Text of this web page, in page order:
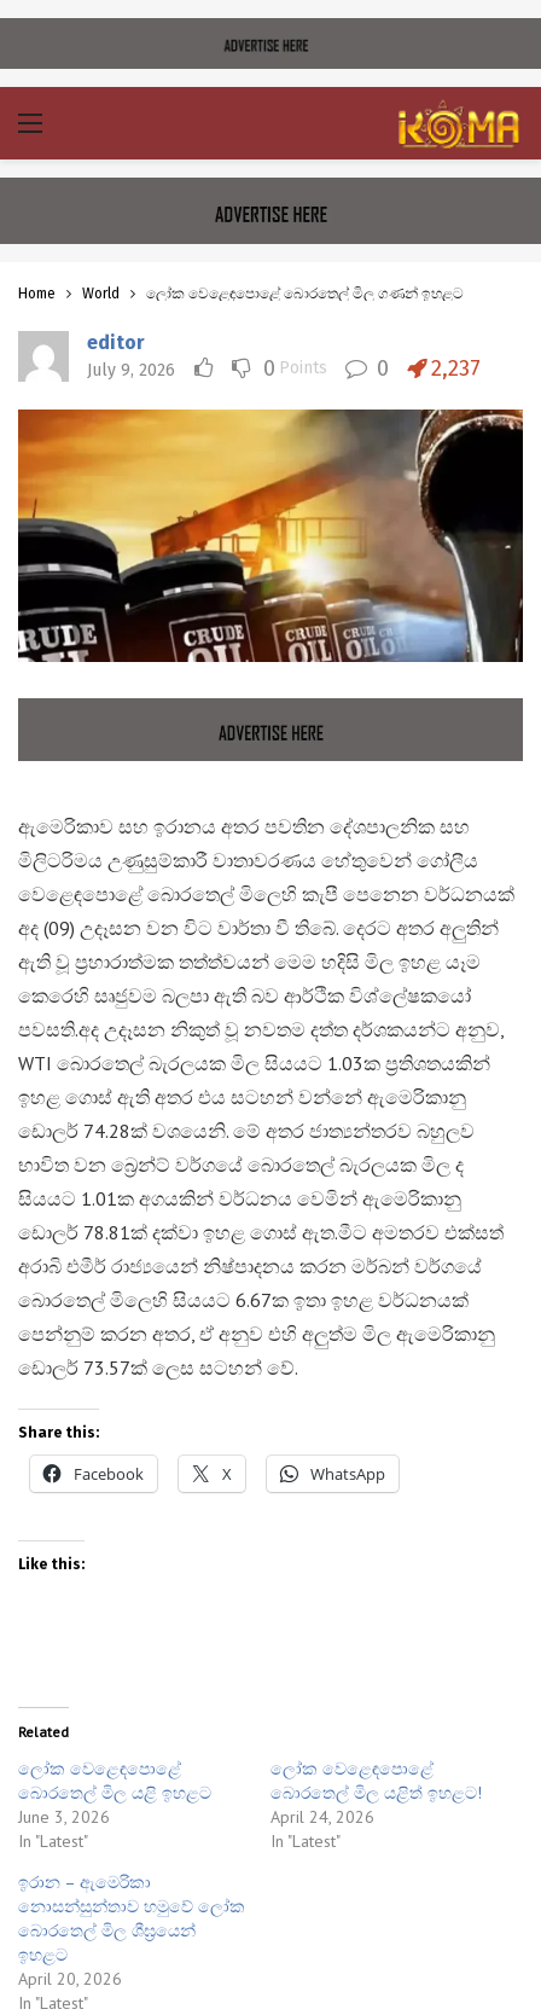
Home World ලෝක වෙළෙඳපොළේ බොරතෙල් මිල ගණන් ඉහළට
editor
July 9, 2026 0 Points 0 2,237
ඇමෙරිකාව සහ ඉරානය අතර පවතින දේශපාලනික සහ
මිලිටරිමය උණුසුම්කාරී වාතාවරණය හේතුවෙන් ගෝලීය
වෙළෙඳපොළේ බොරතෙල් මිලෙහි කැපී පෙනෙන වර්ධනයක්
අද (09) උදෑසන වන විට වාර්තා වී තිබේ. දෙරට අතර අලුතින්
ඇති වූ ප්‍රහාරාත්මක තත්ත්වයන් මෙම හදිසි මිල ඉහළ යෑම
කෙරෙහි සෘජුවම බලපා ඇති බව ආර්ථික විශ්ලේෂකයෝ
පවසති.​අද උදෑසන නිකුත් වූ නවතම දත්ත දර්ශකයන්ට අනුව,
WTI බොරතෙල් බැරලයක මිල සියයට 1.03ක ප්‍රතිශතයකින්
ඉහළ ගොස් ඇති අතර එය සටහන් වන්නේ ඇමෙරිකානු
ඩොලර් 74.28ක් වශයෙනි. මේ අතර ජාත්‍යන්තරව බහුලව
භාවිත වන බ්‍රෙන්ට් වර්ගයේ බොරතෙල් බැරලයක මිල ද
සියයට 1.01ක අගයකින් වර්ධනය වෙමින් ඇමෙරිකානු
ඩොලර් 78.81ක් දක්වා ඉහළ ගොස් ඇත.​මීට අමතරව එක්සත්
අරාබි එමීර් රාජ්‍යයෙන් නිෂ්පාදනය කරන මර්බන් වර්ගයේ
බොරතෙල් මිලෙහි සියයට 6.67ක ඉතා ඉහළ වර්ධනයක්
පෙන්නුම් කරන අතර, ඒ අනුව එහි අලුත්ම මිල ඇමෙරිකානු
ඩොලර් 73.57ක් ලෙස සටහන් වේ.
Share this:
Facebook X WhatsApp
Like this:
Related
ලෝක වෙළෙඳපොළේ
බොරතෙල් මිල යළි ඉහළට
June 3, 2026
In "Latest"
ලෝක වෙළෙඳපොළේ
බොරතෙල් මිල යළිත් ඉහළට!
April 24, 2026
In "Latest"
ඉරාන – ඇමෙරිකා
නොසන්සුන්තාව හමුවේ ලෝක
බොරතෙල් මිල ශීඝ්‍රයෙන්
ඉහළට
April 20, 2026
In "Latest"